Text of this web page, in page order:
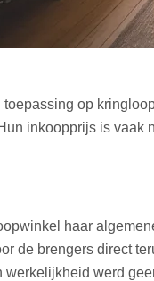
op
inkoopprijs is
haar
de brengers direct
werd